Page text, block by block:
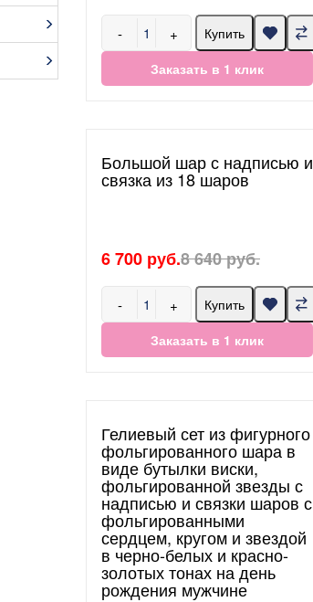
- +
Купить
Заказать в 1 клик
Большой шар с надписью и
связка из 18 шаров
6 700 руб.8 640 руб.
- +
Купить
Заказать в 1 клик
Гелиевый сет из фигурного
фольгированного шара в
виде бутылки виски,
фольгированной звезды с
надписью и связки шаров с
фольгированными
сердцем, кругом и звездой
в черно-белых и красно-
золотых тонах на день
рождения мужчине